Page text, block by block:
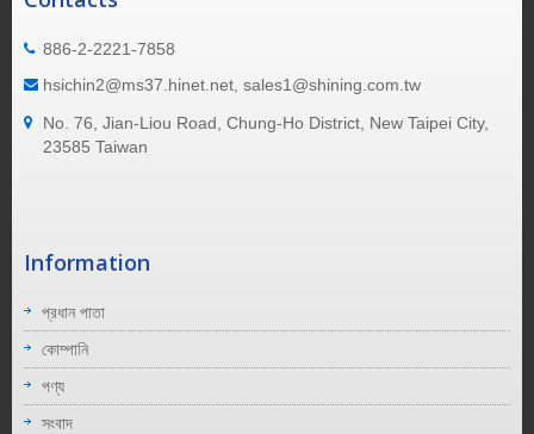
886-2-2221-7858
hsichin2@ms37.hinet.net, sales1@shining.com.tw
No. 76, Jian-Liou Road, Chung-Ho District, New Taipei City,
23585 Taiwan
Information
প্রধান পাতা
কোম্পানি
পণ্য
সংবাদ